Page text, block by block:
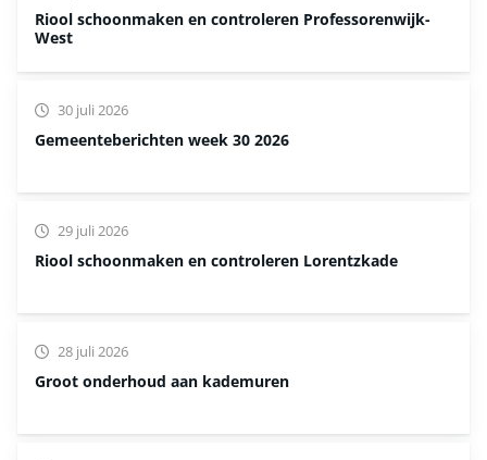
Riool schoonmaken en controleren Professorenwijk-
West
Gemeenteberichten week 30 2026
30 juli 2026
Riool schoonmaken en controleren Lorentzkade
29 juli 2026
Groot onderhoud aan kademuren
28 juli 2026